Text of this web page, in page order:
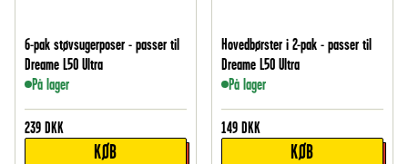
6-pak støvsugerposer - passer til
Dreame L50 Ultra
På lager
239 DKK
KØB
Hovedbørster i 2-pak - passer til
Dreame L50 Ultra
På lager
149 DKK
KØB